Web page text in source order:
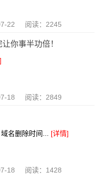
22 阅读：2245
你事半功倍！
18 阅读：2849
名删除时间... [详情]
18 阅读：1428